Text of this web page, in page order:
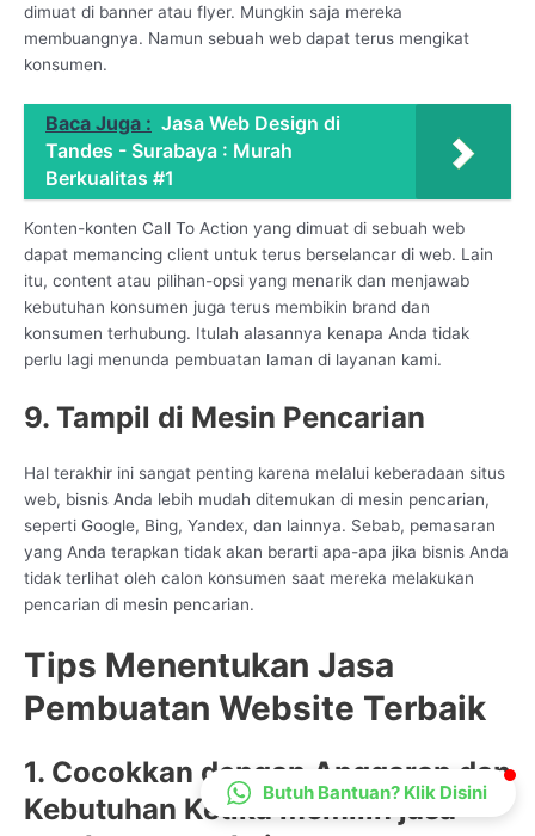
dimuat di banner atau flyer. Mungkin saja mereka
membuangnya. Namun sebuah web dapat terus mengikat
konsumen.
Baca Juga : Jasa Web Design di
Tandes - Surabaya : Murah
Berkualitas #1
Konten-konten Call To Action yang dimuat di sebuah web
dapat memancing client untuk terus berselancar di web. Lain
itu, content atau pilihan-opsi yang menarik dan menjawab
kebutuhan konsumen juga terus membikin brand dan
konsumen terhubung. Itulah alasannya kenapa Anda tidak
perlu lagi menunda pembuatan laman di layanan kami.
9. Tampil di Mesin Pencarian
Hal terakhir ini sangat penting karena melalui keberadaan situs
web, bisnis Anda lebih mudah ditemukan di mesin pencarian,
seperti Google, Bing, Yandex, dan lainnya. Sebab, pemasaran
yang Anda terapkan tidak akan berarti apa-apa jika bisnis Anda
tidak terlihat oleh calon konsumen saat mereka melakukan
pencarian di mesin pencarian.
Tips Menentukan Jasa
Pembuatan Website Terbaik
1. Cocokkan dengan Anggaran dan
Kebutuhan Ketika memilih jasa
CS Lenteraweb
Online
Butuh Bantuan? Klik Disini